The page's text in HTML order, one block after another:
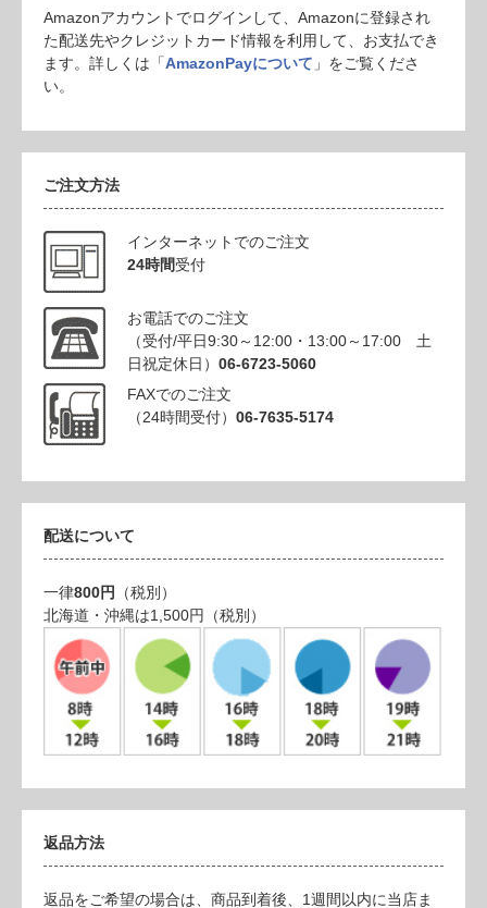
Amazonアカウントでログインして、Amazonに登録され
た配送先やクレジットカード情報を利用して、お支払でき
ます。詳しくは「AmazonPayについて 」をご覧くださ
い。
ご注文方法
インターネットでのご注文
24時間受付
お電話でのご注文
（受付/平日9:30～12:00・13:00～17:00 土
日祝定休日） 06-6723-5060
FAXでのご注文
（24時間受付） 06-7635-5174
配送について
一律800円
（税別）
北海道・沖縄は1,500円（税別）
返品方法
返品をご希望の場合は、商品到着後、1週間以内に当店ま